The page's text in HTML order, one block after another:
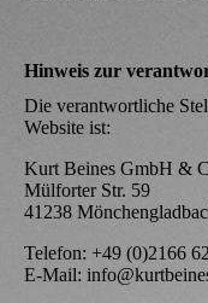
Hinweis zur
Die verantwortliche
Website ist:
Kurt Beines GmbH &
Mülforter Str. 59
41238
Telefon: +49 (0)2166
E-Mail: